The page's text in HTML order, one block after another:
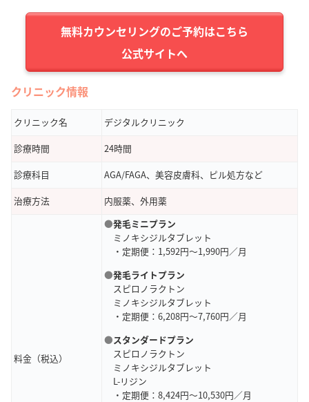
公式サイトへ
クリニック情報
クリニック名
デジタルクリニック
診療時間
24時間
診療科目
AGA/FAGA、美容皮膚科、ピル処方など
治療方法
内服薬、外用薬
料金（税込）
●発毛ミニプラン
ミノキシジルタブレット
・定期便：1,592円～1,990円／月
●発毛ライトプラン
スピロノラクトン
ミノキシジルタブレット
・定期便：6,208円～7,760円／月
●スタンダードプラン
スピロノラクトン
ミノキシジルタブレット
L-リジン
・定期便：8,424円～10,530円／月